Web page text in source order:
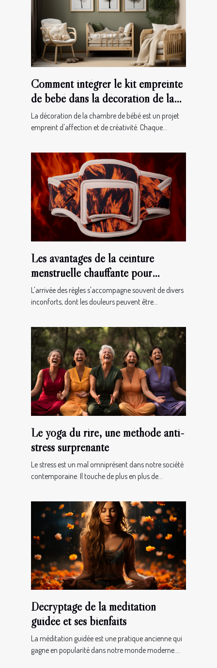
Comment intégrer le kit empreinte
de bébé dans la décoration de la
chambre
La décoration de la chambre de bébé est un projet
empreint d'affection et de créativité. Chaque...
Les avantages de la ceinture
menstruelle chauffante pour
soulager les douleurs de règles
L'arrivée des règles s'accompagne souvent de divers
inconforts, dont les douleurs peuvent être...
Le yoga du rire, une méthode anti-
stress surprenante
Le stress est un mal omniprésent dans notre société
contemporaine. Il touche de plus en plus de...
Décryptage de la méditation
guidée et ses bienfaits
La méditation guidée est une pratique ancienne qui
gagne en popularité dans notre monde moderne....